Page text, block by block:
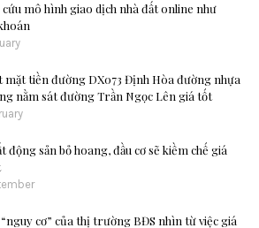
cứu mô hình giao dịch nhà đất online như
mặt tiền đường DX073 Định Hòa đường nhựa
nằm sát đường Trần Ngọc Lên giá tốt
động sản bỏ hoang, đầu cơ sẽ kiềm chế giá
cơ” của thị trường BĐS nhìn từ việc giá